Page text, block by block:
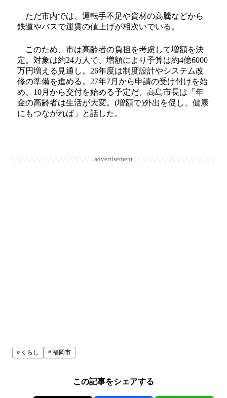
ただ市内では、運転手不足や資材の高騰などから
鉄道やバスで運賃の値上げが相次いでいる。
このため、市は高齢者の負担を考慮して増額を決
定。対象は約24万人で、増額により予算は約4億6000
万円増える見通し。26年度は制度設計やシステム改
修の準備を進める。27年7月から申請の受け付けを始
め、10月から交付を始める予定だ。高島市長は「年
金の高齢者は生活が大変。(増額で)外出を促し、健康
にもつながれば」と話した。
advertisement
くらし 福岡市
この記事をシェアする